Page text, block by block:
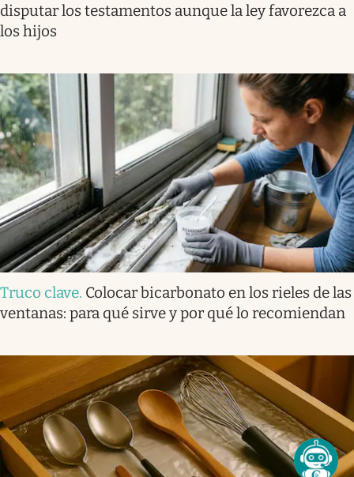
disputar los testamentos aunque la ley favorezca a
los hijos
Truco clave. Colocar bicarbonato en los rieles de las
ventanas: para qué sirve y por qué lo recomiendan